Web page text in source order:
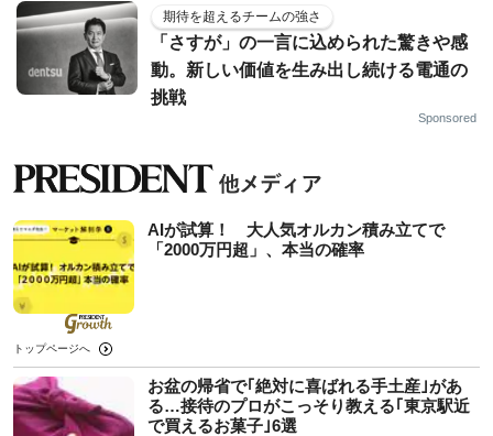
期待を超えるチームの強さ
「さすが」の一言に込められた驚きや感
動。新しい価値を生み出し続ける電通の
挑戦
Sponsored
AIが試算！ 大人気オルカン積み立てで
「2000万円超」、本当の確率
トップページへ
お盆の帰省で｢絶対に喜ばれる手土産｣があ
る…接待のプロがこっそり教える｢東京駅近
で買えるお菓子｣6選